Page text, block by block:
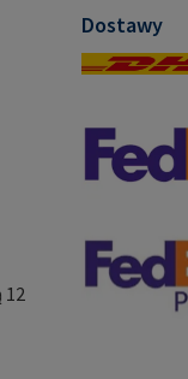
12
Dostawy